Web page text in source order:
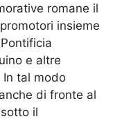
romane il
insieme
e altre
tal modo
di fronte al
il